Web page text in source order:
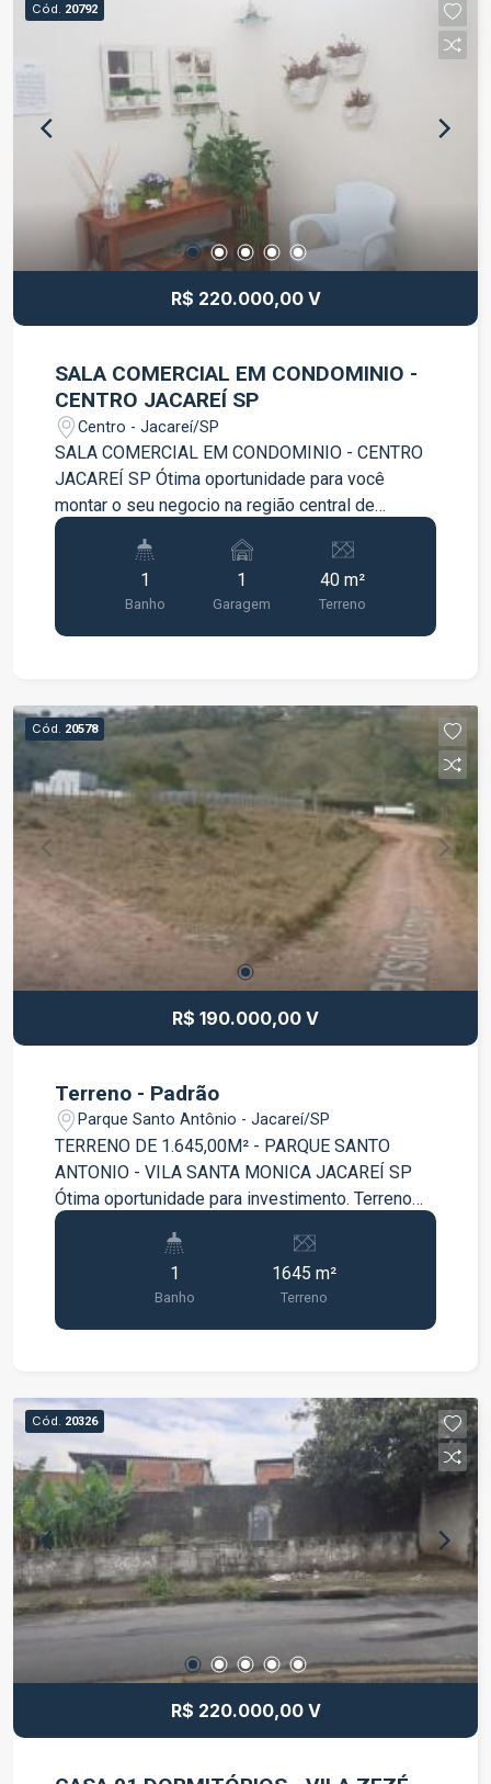
Cód. 20792
R$ 220.000,00 V
SALA COMERCIAL EM CONDOMINIO -
CENTRO JACAREÍ SP
Centro - Jacareí/SP
SALA COMERCIAL EM CONDOMINIO - CENTRO
JACAREÍ SP Ótima oportunidade para você
montar o seu negocio na região central de
Jacareí. Sala com ótima localização próximo a
comércios, INSS, Bancos, Santa Casa além de
contar com uma ótima vista !!!! - Sala ampla; -
Cozinha; - Recepção; - Banheiros privativo com
lavabo; Agende já sua visita !!!!
1
Banho
1
Garagem
40 m²
Terreno
Cód. 20578
R$ 190.000,00 V
Terreno - Padrão
Parque Santo Antônio - Jacareí/SP
TERRENO DE 1.645,00M² - PARQUE SANTO
ANTONIO - VILA SANTA MONICA JACAREÍ SP
Ótima oportunidade para investimento. Terreno
com 1.645,00 m², ótima localização,
documentação ok; Agende já sua visita !!!!
1
Banho
1645 m²
Terreno
Cód. 20326
R$ 220.000,00 V